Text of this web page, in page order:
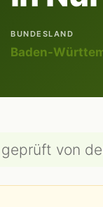
BUNDESLAND
Baden-
von